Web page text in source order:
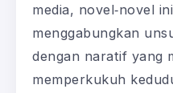
media, novel‑novel
menggabungkan
dengan naratif yang
memperkukuh